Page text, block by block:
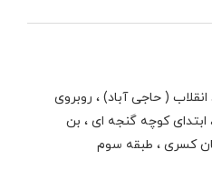
( حاجی آباد) ، روبروی
ابتدای كوچه گنجه ای ، بن
كسری ، طبقه سوم